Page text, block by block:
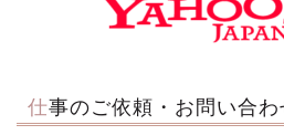
仕事のご依頼・お問い合